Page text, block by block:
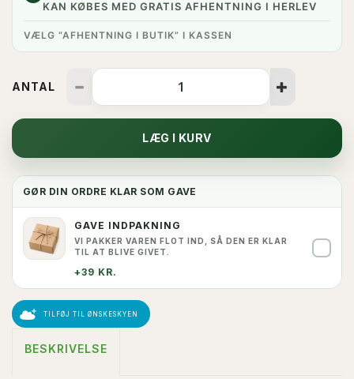
KAN KØBES MED GRATIS AFHENTNING I HERLEV
VÆLG “AFHENTNING I BUTIK” I KASSEN
ANTAL
LÆG I KURV
GØR DIN ORDRE KLAR SOM GAVE
GAVE INDPAKNING
VI PAKKER VAREN FLOT IND, SÅ DEN ER KLAR
TIL AT BLIVE GIVET.
+39 KR.
TILFØJ TIL ØNSKESKYEN
BESKRIVELSE